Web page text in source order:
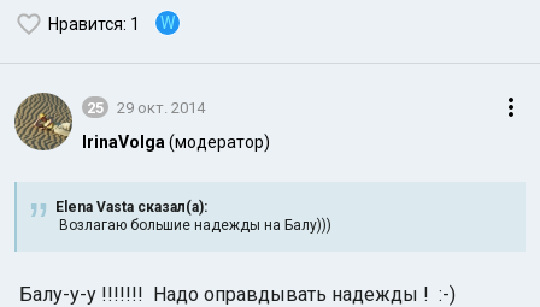
Нравится: 1 W
25 29 окт. 2014
IrinaVolga (модератор)
Elena Vasta сказал(а):
Возлагаю большие надежды на Балу)))
Балу-у-у !!!!!!! Надо оправдывать надежды ! :-)